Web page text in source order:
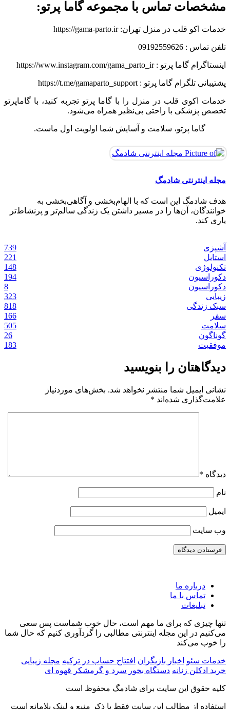
مشخصات تماس با مجموعه گاما پرتو:
خدمات اکو قلب در منزل تهران: https://gama-parto.ir
تلفن تماس : 09192559626
اینستاگرام گاما پرتو : https://www.instagram.com/gama_parto_ir
پشتیبانی تلگرام گاما پرتو : https://t.me/gamaparto_support
خدمات اکوی قلب در منزل را با گاما پرتو تجربه کنید، با گاماپرتو
تخصص پزشکی با راحتی بی‌نظیر همراه می‌شود.
گاما پرتو، سلامت و آسایش شما اولویت اول ماست.
مجله اینترنتی شادمگ
هدف شادمگ این است که با الهام‌بخشی و آگاهی‌بخشی به
خوانندگان، آن‌ها را در مسیر داشتن یک زندگی سالم‌تر و پرنشاط‌تر
یاری کند.
تنک‌ تاپ؛ ترند عجیب تابستان 2026
استایل
موی طبیعی دوباره ترند شد!
استایل
ساخت کرم پودر با ارد گندم در ۵ دقیقه مناسب
انواع پوست‌ + روش تهیه
زیبایی
طرح ناخن شیک و باکلاس تابستانی دخترانه برای
روزمره
زیبایی
ماسک امگا 3 برای پوست ؛ مقوی ترین ماسک
خانگی
زیبایی
درمان کم پشتی ابرو با 6 ماده ی خانگی ساده
زیبایی
آشپزی
739
استایل
221
تکنولوژی
148
دکوراسیون
194
دکوراسیون
8
زیبایی
323
سبک زندگی
818
سفر
166
سلامت
505
گوناگون
26
موفقیت
183
دیدگاهتان را بنویسید
نشانی ایمیل شما منتشر نخواهد شد. بخش‌های موردنیاز
علامت‌گذاری شده‌اند *
دیدگاه *
نام
ایمیل
وب‌ سایت
درباره ما
تماس با ما
تبلیغات
تنها چیزی که برای ما مهم است، حال خوب شماست پس سعی
می‌کنیم در این مجله اینترنتی مطالبی را گردآوری کنیم که حال شما
را خوب می‌کند
خدمات سئو اخبار بازیگران افتتاح حساب در ترکیه مجله زیبایی
خرید ادکلن زنانه دستگاه بخور سرد و گرمشکر قهوه ای
با تمام شدن بنزین ماشین چه کار کنیم ؟ به این
دلایل با باک خالی رانندگی نکن !
18 فوریه, 2024
سبک زندگی
فرمول جادویی نگهداری طولانی مدت دسته گل
طبیعی
18 دسامبر, 2023
سبک زندگی
کلیه حقوق این سایت برای شادمگ محفوظ است
استفاده از مطالب این سایت فقط با ذکر منبع و لینک بلامانع است